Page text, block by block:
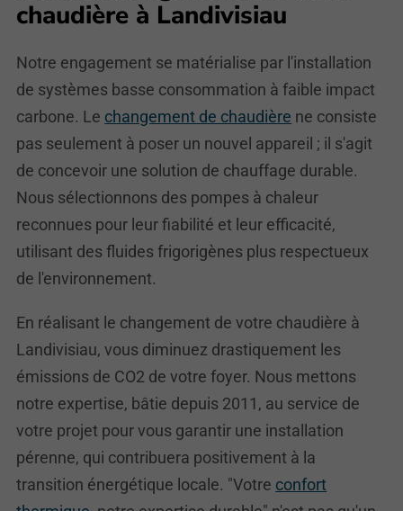
chaudière à Landivisiau
Notre engagement se matérialise par l'installation
de systèmes basse consommation à faible impact
carbone. Le changement de chaudière ne consiste
pas seulement à poser un nouvel appareil ; il s'agit
de concevoir une solution de chauffage durable.
Nous sélectionnons des pompes à chaleur
reconnues pour leur fiabilité et leur efficacité,
utilisant des fluides frigorigènes plus respectueux
de l'environnement.
En réalisant le changement de votre chaudière à
Landivisiau, vous diminuez drastiquement les
émissions de CO2 de votre foyer. Nous mettons
notre expertise, bâtie depuis 2011, au service de
votre projet pour vous garantir une installation
pérenne, qui contribuera positivement à la
transition énergétique locale. "Votre confort